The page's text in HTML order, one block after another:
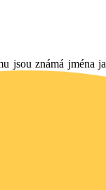
jsou známá jména